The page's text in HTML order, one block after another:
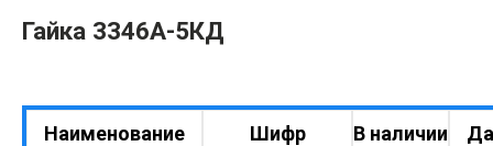
Гайка 3346А-5КД
Наименование Шифр В наличии